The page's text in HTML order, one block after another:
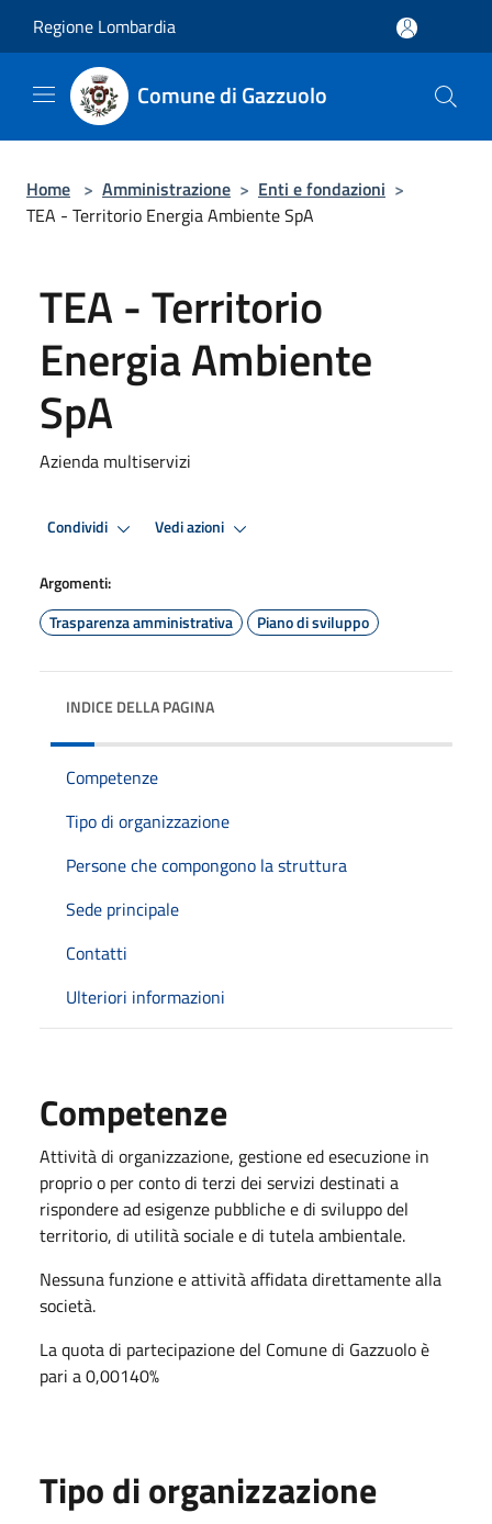
Regione Lombardia
Comune di Gazzuolo
Home > Amministrazione > Enti e fondazioni >
TEA - Territorio Energia Ambiente SpA
TEA - Territorio
Energia Ambiente
SpA
Azienda multiservizi
Condividi Vedi azioni
Argomenti:
Trasparenza amministrativa
Piano di sviluppo
INDICE DELLA PAGINA
Competenze
Tipo di organizzazione
Persone che compongono la struttura
Sede principale
Contatti
Ulteriori informazioni
Competenze
Attività di organizzazione, gestione ed esecuzione in
proprio o per conto di terzi dei servizi destinati a
rispondere ad esigenze pubbliche e di sviluppo del
territorio, di utilità sociale e di tutela ambientale.
Nessuna funzione e attività affidata direttamente alla
società.
La quota di partecipazione del Comune di Gazzuolo è
pari a 0,00140%
Tipo di organizzazione